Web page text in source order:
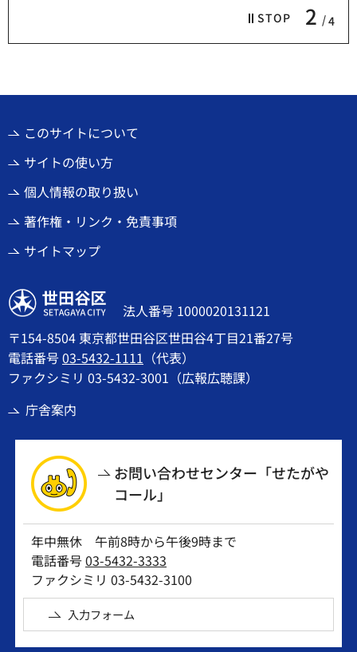
STOP 2 4
このサイトについて
サイトの使い方
個人情報の取り扱い
著作権・リンク・免責事項
サイトマップ
世田谷区
法人番号 1000020131121
〒154-8504 東京都世田谷区世田谷4丁目21番27号
電話番号03-5432-1111 （代表）
ファクシミリ 03-5432-3001（広報広聴課）
庁舎案内
お問い合わせセンター「せたがや
コール」
年中無休 午前8時から午後9時まで
電話番号03-5432-3333
ファクシミリ 03-5432-3100
入力フォーム